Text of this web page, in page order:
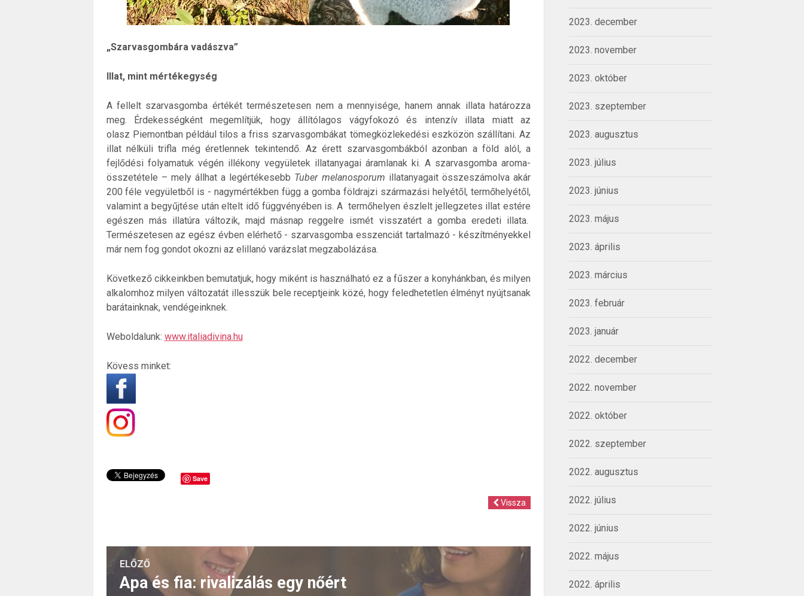
2023. december
2023. november
2023. október
2023. szeptember
2023. augusztus
2023. július
2023. június
2023. május
2023. április
2023. március
2023. február
2023. január
2022. december
2022. november
2022. október
2022. szeptember
2022. augusztus
2022. július
2022. június
2022. május
2022. április
„Szarvasgombára vadászva”
Illat, mint mértékegység
A fellelt szarvasgomba értékét természetesen nem a mennyisége, hanem annak illata határozza
meg. Érdekességként megemlítjük, hogy állítólagos vágyfokozó és intenzív illata miatt az
olasz Piemontban például tilos a friss szarvasgombákat tömegközlekedési eszközön szállítani. Az
illat nélküli trifla még éretlennek tekintendő. Az érett szarvasgombákból azonban a föld alól, a
fejlődési folyamatuk végén illékony vegyületek illatanyagai áramlanak ki. A szarvasgomba aroma-
összetétele – mely állhat a legértékesebb Tuber melanosporum illatanyagait összeszámolva akár
200 féle vegyületből is - nagymértékben függ a gomba földrajzi származási helyétől, termőhelyétől,
valamint a begyűjtése után eltelt idő függvényében is. A termőhelyen észlelt jellegzetes illat estére
egészen más illatúra változik, majd másnap reggelre ismét visszatért a gomba eredeti illata.
Természetesen az egész évben elérhető - szarvasgomba esszenciát tartalmazó - készítményekkel
már nem fog gondot okozni az elillanó varázslat megzabolázása.
Következő cikkeinkben bemutatjuk, hogy miként is használható ez a fűszer a konyhánkban, és milyen
alkalomhoz milyen változatát illesszük bele receptjeink közé, hogy feledhetetlen élményt nyújtsanak
barátainknak, vendégeinknek.
Weboldalunk: www.italiadivina.hu
Kövess minket:
Save
Vissza
ELŐZŐ
Apa és fia: rivalizálás egy nőért